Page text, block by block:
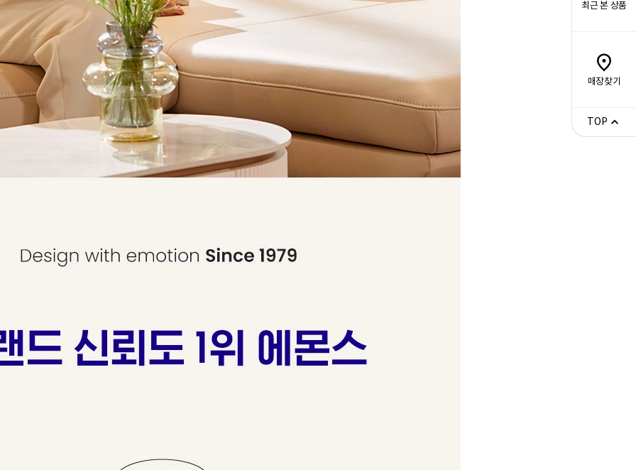
최근 본 상품
매장찾기
TOP